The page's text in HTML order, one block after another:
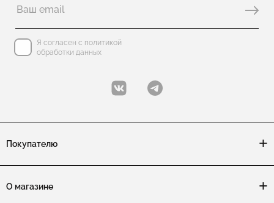
Я согласен с политикой
обработки данных
Покупателю
О магазине